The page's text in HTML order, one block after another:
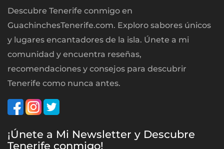
Descubre Tenerife conmigo en
GuachinchesTenerife.com. Exploro sabores únicos
y lugares encantadores de la isla. Únete a mi
comunidad y encuentra reseñas,
recomendaciones y consejos para descubrir
Tenerife como nunca antes.
¡Únete a Mi Newsletter y Descubre
Tenerife conmigo!